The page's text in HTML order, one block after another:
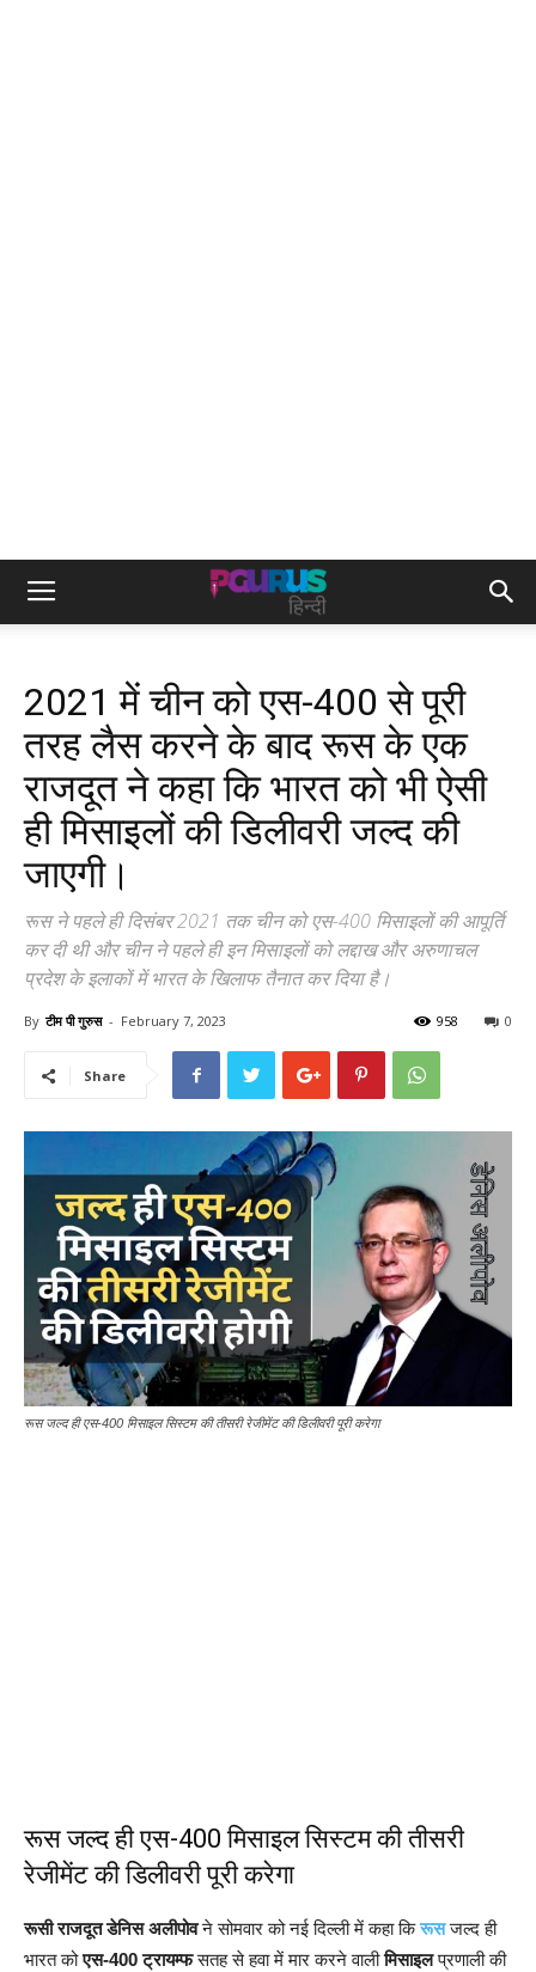
2021 में चीन को एस-400 से पूरी
तरह लैस करने के बाद रूस के एक
राजदूत ने कहा कि भारत को भी ऐसी
ही मिसाइलों की डिलीवरी जल्द की
जाएगी।
रूस ने पहले ही दिसंबर 2021 तक चीन को एस-400 मिसाइलों की आपूर्ति
कर दी थी और चीन ने पहले ही इन मिसाइलों को लद्दाख और अरुणाचल
प्रदेश के इलाकों में भारत के खिलाफ तैनात कर दिया है।
By टीम पी गुरुस - February 7, 2023 0
958
Share
रूस जल्द ही एस-400 मिसाइल सिस्टम की तीसरी रेजीमेंट की डिलीवरी पूरी करेगा
रूस जल्द ही एस-400 मिसाइल सिस्टम की तीसरी
रेजीमेंट की डिलीवरी पूरी करेगा
रूसी राजदूत डेनिस अलीपोवने सोमवार को नई दिल्ली में कहा किरूसजल्द ही
भारत कोएस-400 ट्रायम्फसतह से हवा में मार करने वालीमिसाइलप्रणाली की